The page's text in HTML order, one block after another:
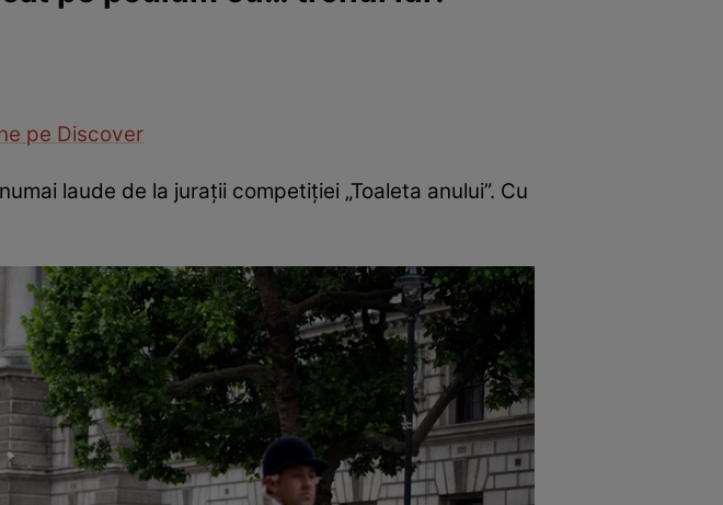
pe Discover
laude de la jurații competiției „Toaleta anului”. Cu